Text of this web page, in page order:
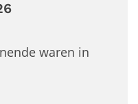
waren in